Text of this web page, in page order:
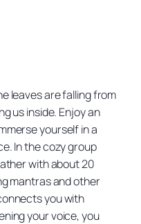
leaves are falling from
us inside. Enjoy an
yourself in a
In the cozy group
with about 20
mantras and other
you with
your voice, you